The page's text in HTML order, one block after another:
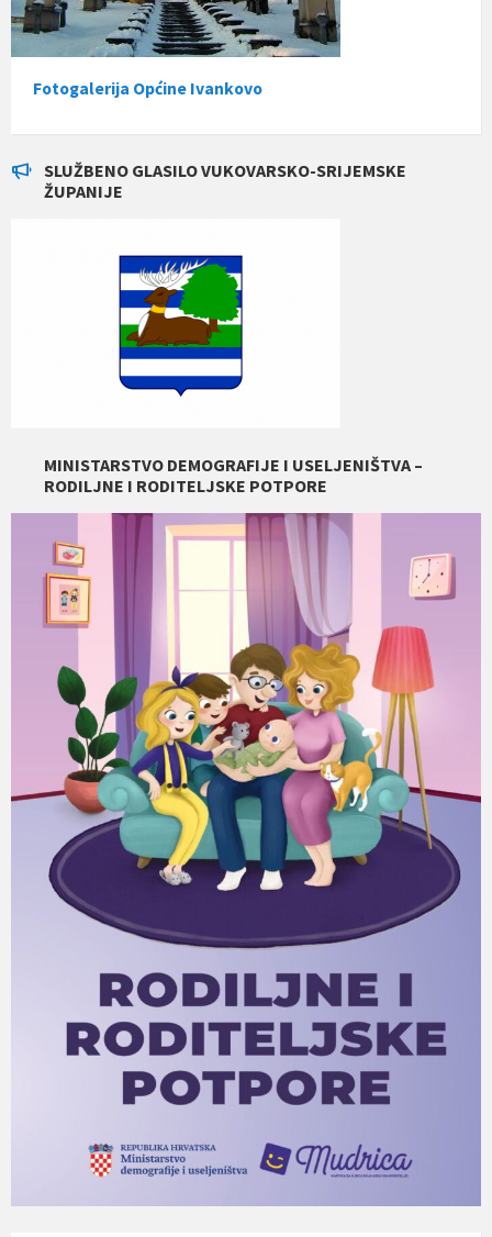
Fotogalerija Općine Ivankovo
SLUŽBENO GLASILO VUKOVARSKO-SRIJEMSKE
ŽUPANIJE
MINISTARSTVO DEMOGRAFIJE I USELJENIŠTVA –
RODILJNE I RODITELJSKE POTPORE